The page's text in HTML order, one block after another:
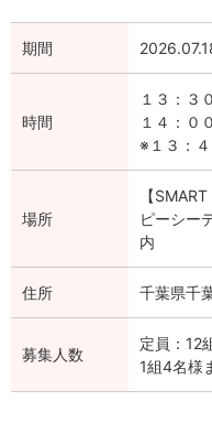
期間
時間
１３：３
１４：０
※１３：４
場所
【
ピーシー
内
住所 千葉県千
募集人数
定員：12
1組4名様